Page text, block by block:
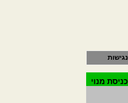
נגישות
כניסת מנוי